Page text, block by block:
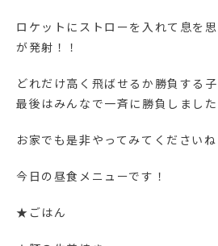
ロケットにストローを入れて息を
が発射！！
どれだけ高く飛ばせるか勝負する
最後はみんなで一斉に勝負しました
お家でも是非やってみてくださいね
今日の昼食メニューです！
★ごはん